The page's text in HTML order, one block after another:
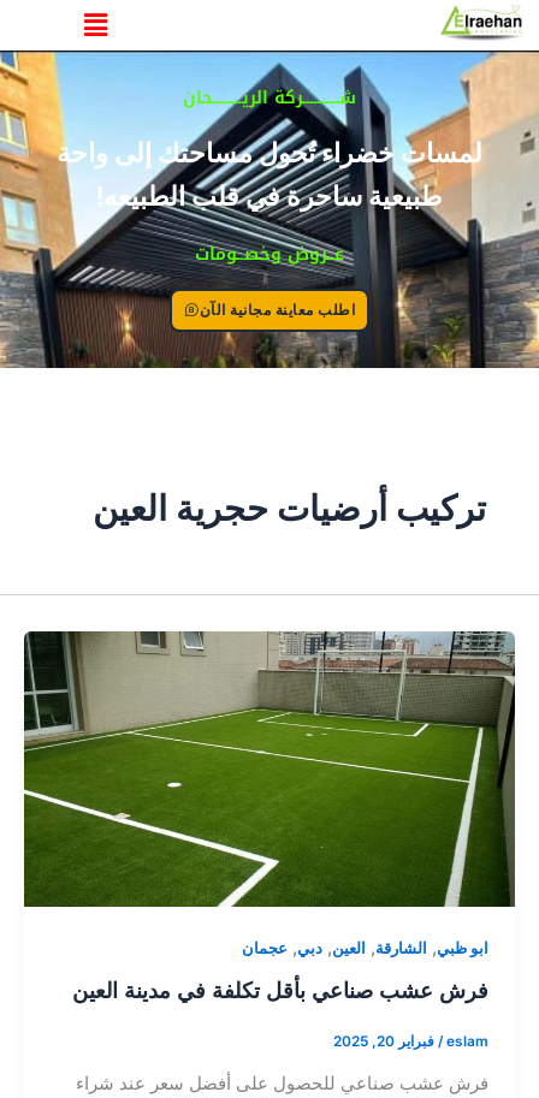
تخطي
إلى
المحتوى
القائمة
شــــــــــركة الريــــــــحان
لمسات خضراء تُحول مساحتك إلى واحة
طبيعية ساحرة في قلب الطبيعه!
عــروض وخصــومات
اطلب معاينة مجانية الآن
تركيب أرضيات حجرية العين
ابو ظبي, الشارقة, العين, دبي, عجمان
فرش عشب صناعي بأقل تكلفة في مدينة العين
eslam
/ فبراير 20, 2025
فرش عشب صناعي للحصول على أفضل سعر عند شراء